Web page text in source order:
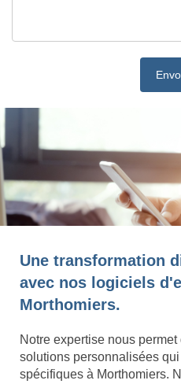
Une transformation
avec nos logiciels
Morthomiers.
Notre expertise nous
solutions personnalisées
spécifiques à Morthomiers.